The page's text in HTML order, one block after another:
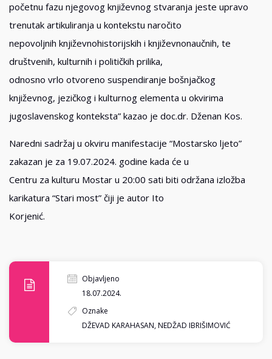
početnu fazu njegovog književnog stvaranja jeste upravo
trenutak artikuliranja u kontekstu naročito
nepovoljnih književnohistorijskih i književnonaučnih, te
društvenih, kulturnih i političkih prilika,
odnosno vrlo otvoreno suspendiranje bošnjačkog
književnog, jezičkog i kulturnog elementa u okvirima
jugoslavenskog konteksta” kazao je doc.dr. Dženan Kos.
Naredni sadržaj u okviru manifestacije “Mostarsko ljeto”
zakazan je za 19.07.2024. godine kada će u
Centru za kulturu Mostar u 20:00 sati biti održana izložba
karikatura “Stari most” čiji je autor Ito
Korjenić.
Objavljeno
18.07.2024.
Oznake
DŽEVAD KARAHASAN,NEDŽAD IBRIŠIMOVIĆ